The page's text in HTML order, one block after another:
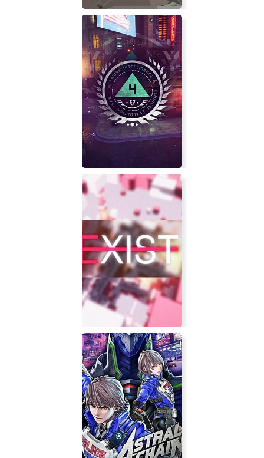
IAI
NITE Team 4 - Military Hacking
Division
EXIST